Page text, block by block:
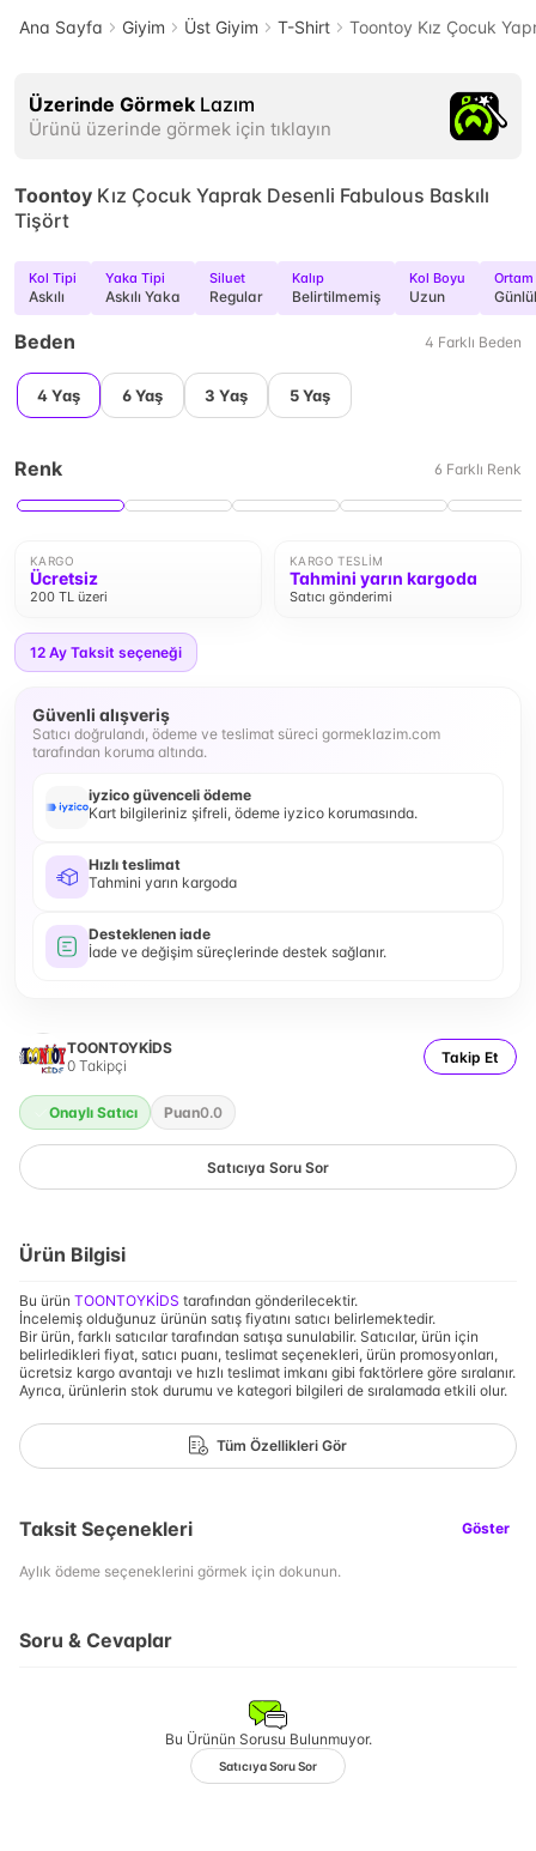
Ana Sayfa Giyim Üst Giyim T-Shirt Toontoy Kız Çocuk
Üzerinde Görmek Lazım
Ürünü üzerinde görmek için tıklayın
Toontoy Kız Çocuk Yaprak Desenli Fabulous Baskılı
Tişört
Kol Tipi
Askılı
Yaka Tipi
Askılı Yaka
Siluet
Regular
Kalıp
Belirtilmemiş
Kol Boyu
Uzun
Ortam
Beden 4 Farklı Beden
4 Yaş 6 Yaş 3 Yaş 5 Yaş
Renk 6 Farklı Renk
KARGO
Ücretsiz
200 TL üzeri
KARGO TESLIM
Tahmini yarın kargoda
Satıcı gönderimi
12 Ay Taksit seçeneği
Güvenli alışveriş
Satıcı doğrulandı, ödeme ve teslimat süreci gormeklazim.com
tarafından koruma altında.
iyzico güvenceli ödeme
Kart bilgileriniz şifreli, ödeme iyzico korumasında.
Hızlı teslimat
Tahmini yarın kargoda
Desteklenen iade
İade ve değişim süreçlerinde destek sağlanır.
TOONTOYKİDS
0 Takipçi Takip Et
Onaylı Satıcı Puan0.0
Satıcıya Soru Sor
Ürün Bilgisi
Bu ürün TOONTOYKİDS tarafından gönderilecektir.
İncelemiş olduğunuz ürünün satış fiyatını satıcı belirlemektedir.
Bir ürün, farklı satıcılar tarafından satışa sunulabilir. Satıcılar, ürün için
belirledikleri fiyat, satıcı puanı, teslimat seçenekleri, ürün promosyonları,
ücretsiz kargo avantajı ve hızlı teslimat imkanı gibi faktörlere göre sıralanır.
Ayrıca, ürünlerin stok durumu ve kategori bilgileri de sıralamada etkili olur.
Tüm Özellikleri Gör
Taksit Seçenekleri Göster
Aylık ödeme seçeneklerini görmek için dokunun.
Soru & Cevaplar
Bu Ürünün Sorusu Bulunmuyor.
Satıcıya Soru Sor